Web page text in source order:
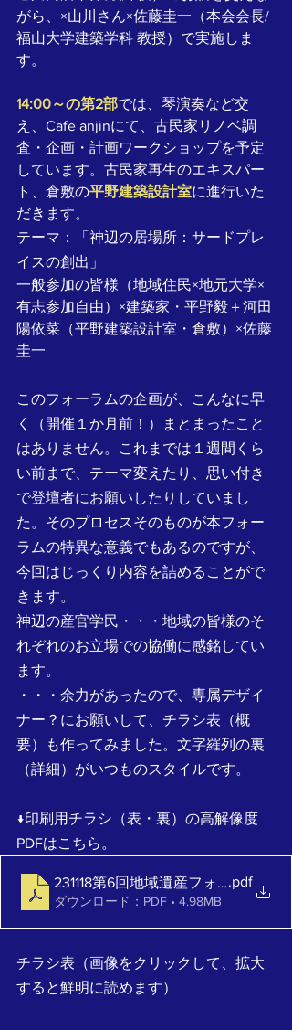
がら、×山川さん×佐藤圭一（本会会長/
福山大学建築学科 教授）で実施しま
す。
14:00～の第2部では、琴演奏など交
え、Cafe anjinにて、古民家リノベ調
査・企画・計画ワークショップを予定
しています。古民家再生のエキスパー
ト、倉敷の平野建築設計室に進行いた
だきます。
テーマ：「神辺の居場所：サードプレ
イスの創出」
一般参加の皆様（地域住民×地元大学×
有志参加自由）×建築家・平野毅＋河田
陽依菜（平野建築設計室・倉敷）×佐藤
圭一
このフォーラムの企画が、こんなに早
く（開催１か月前！）まとまったこと
はありません。これまでは１週間くら
い前まで、テーマ変えたり、思い付き
で登壇者にお願いしたりしていまし
た。そのプロセスそのものが本フォー
ラムの特異な意義でもあるのですが、
今回はじっくり内容を詰めることがで
きます。
神辺の産官学民・・・地域の皆様のそ
れぞれのお立場での協働に感銘してい
ます。
・・・余力があったので、専属デザイ
ナー？にお願いして、チラシ表（概
要）も作ってみました。文字羅列の裏
（詳細）がいつものスタイルです。
↓印刷用チラシ（表・裏）の高解像度
PDFはこちら。
231118第6回地域遺産フォーラム_チ
.pdf
ダウンロード：PDF • 4.98MB
チラシ表（画像をクリックして、拡大
すると鮮明に読めます）